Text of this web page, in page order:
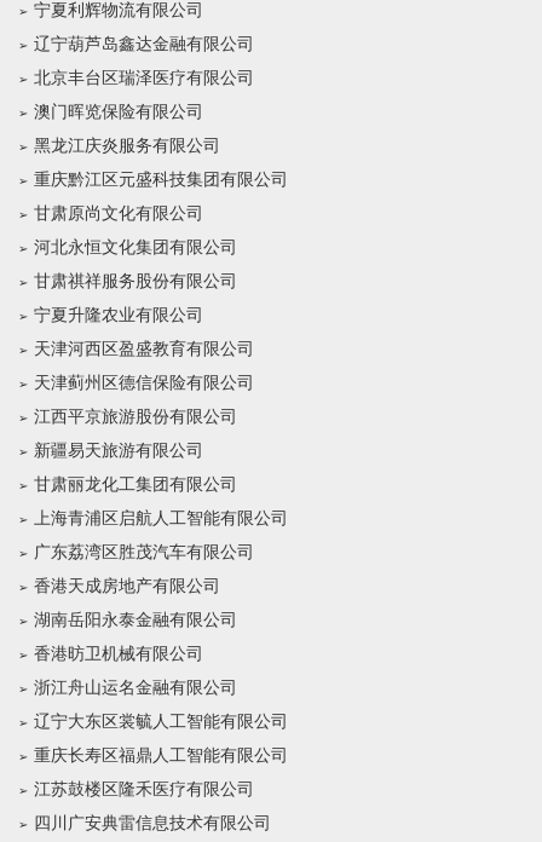
宁夏利辉物流有限公司
辽宁葫芦岛鑫达金融有限公司
北京丰台区瑞泽医疗有限公司
澳门晖览保险有限公司
黑龙江庆炎服务有限公司
重庆黔江区元盛科技集团有限公司
甘肃原尚文化有限公司
河北永恒文化集团有限公司
甘肃祺祥服务股份有限公司
宁夏升隆农业有限公司
天津河西区盈盛教育有限公司
天津蓟州区德信保险有限公司
江西平京旅游股份有限公司
新疆易天旅游有限公司
甘肃丽龙化工集团有限公司
上海青浦区启航人工智能有限公司
广东荔湾区胜茂汽车有限公司
香港天成房地产有限公司
湖南岳阳永泰金融有限公司
香港昉卫机械有限公司
浙江舟山运名金融有限公司
辽宁大东区裳毓人工智能有限公司
重庆长寿区福鼎人工智能有限公司
江苏鼓楼区隆禾医疗有限公司
四川广安典雷信息技术有限公司